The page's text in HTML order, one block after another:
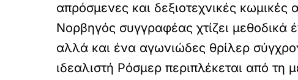
απρόσμενες και δεξιοτεχνικές
Νορβηγός συγγραφέας χτίζει μεθοδικά
αλλά και ένα αγωνιώδες θρίλερ
ιδεαλιστή Ρόσμερ περιπλέκεται από